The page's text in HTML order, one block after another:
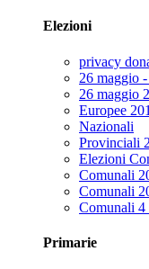
Elezioni
privacy
26 maggio
26 maggio
Europee
Nazionali
Provinciali
Elezioni
Comunali
Comunali
Comunali 4
Primarie